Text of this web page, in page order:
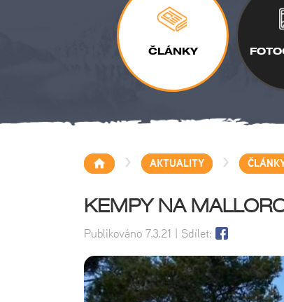
ČLÁNKY
> AKTUALITY >
KEMPY NA
Publikováno 7.3.21 | Sdílet: